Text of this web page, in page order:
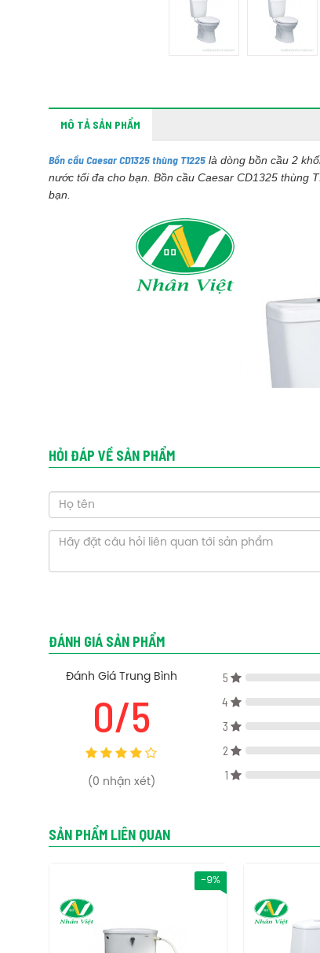
MÔ TẢ SẢN PHẨM
Bồn cầu Caesar CD1325 thùng T1225 là dòng bồn cầu 2
nước tối đa cho bạn. Bồn cầu Caesar CD1325 thùng
bạn.
Thông số kỹ thuật bồn cầu Caesar CD1325 thùng T1225
Thùng nước: T1225
Màu sắc: Trắng
Loại xả: 2 nút nhấn
Áp lực nước: 0.07-0.5Mpa
Tính năng bồn cầu Caesar CD1325 thùng T1225
+ Bàn cầu công nghệ Aqua Jet với thiết kế vành
HỎI ĐÁP VỀ SẢN PHẨM
ĐÁNH GIÁ SẢN PHẨM
Đánh Giá Trung Bình
0/5
( 0 nhận xét)
5
4
3
2
1
SẢN PHẨM LIÊN QUAN
-9%